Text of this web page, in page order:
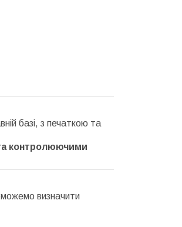
базі, з печаткою та
контролюючими
визначити